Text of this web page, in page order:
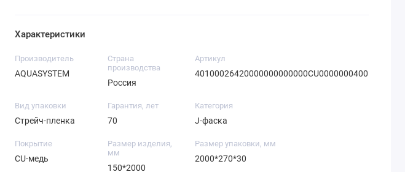
Характеристики
Производитель
AQUASYSTEM
Страна
производства
Россия
Артикул
40100026420000000000000CU0000000400
Вид упаковки
Стрейч-пленка
Гарантия, лет
70
Категория
J-фаска
Покрытие
CU-медь
Размер изделия,
мм
150*2000
Размер упаковки, мм
2000*270*30